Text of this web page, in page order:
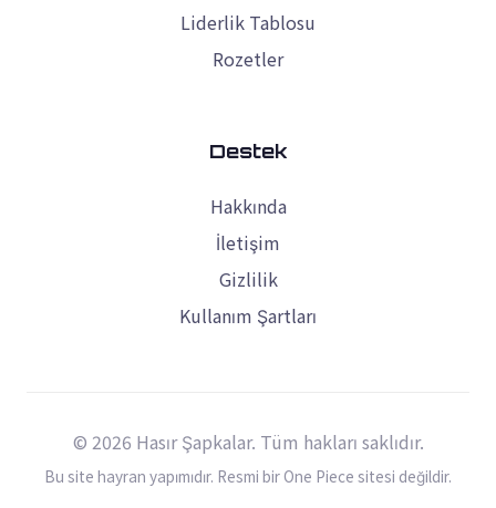
Liderlik Tablosu
Rozetler
Destek
Hakkında
İletişim
Gizlilik
Kullanım Şartları
© 2026 Hasır Şapkalar. Tüm hakları saklıdır.
Bu site hayran yapımıdır. Resmi bir One Piece sitesi değildir.